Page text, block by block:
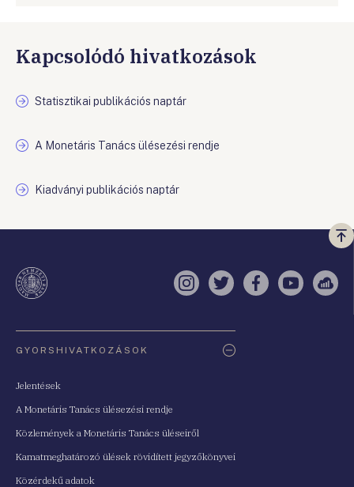
Kapcsolódó hivatkozások
Statisztikai publikációs naptár
A Monetáris Tanács ülésezési rendje
Kiadványi publikációs naptár
a
Instagram
TwitterFacebook
YouTube
GYORSHIVATKOZÁSOK
Jelentések
A Monetáris Tanács ülésezési rendje
Közlemények a Monetáris Tanács üléseiről
Kamatmeghatározó ülések rövidített jegyzőkönyvei
Közérdekű adatok